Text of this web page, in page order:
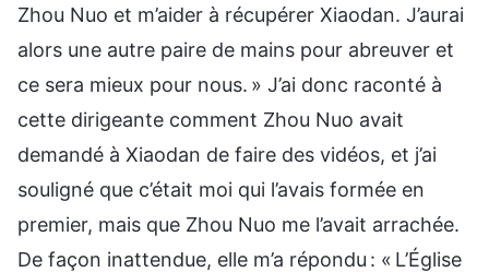
Zhou Nuo et m’aider à récupérer Xiaodan. J’aurai
alors une autre paire de mains pour abreuver et
ce sera mieux pour nous. » J’ai donc raconté à
cette dirigeante comment Zhou Nuo avait
demandé à Xiaodan de faire des vidéos, et j’ai
souligné que c’était moi qui l’avais formée en
premier, mais que Zhou Nuo me l’avait arrachée.
De façon inattendue, elle m’a répondu : « L’Église